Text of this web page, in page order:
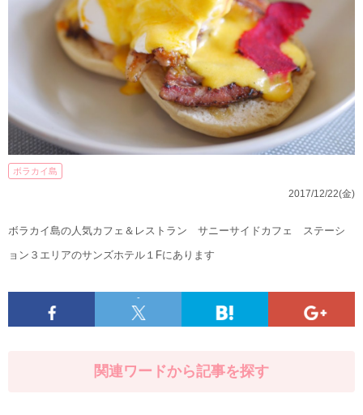
ボラカイ島
2017/12/22(金)
ボラカイ島の人気カフェ＆レストラン サニーサイドカフェ ステーシ
ョン３エリアのサンズホテル１Fにあります
-
関連ワードから記事を探す